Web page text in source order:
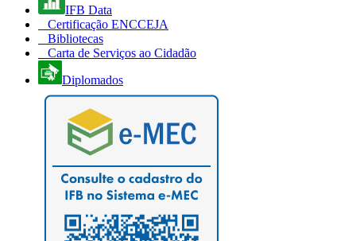
IFB Data
Certificação ENCCEJA
Bibliotecas
Carta de Serviços ao Cidadão
Diplomados